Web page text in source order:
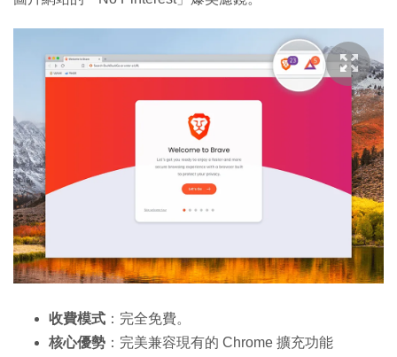
收費模式 ：完全免費。
核心優勢 ：完美兼容現有的 Chrome 擴充功能